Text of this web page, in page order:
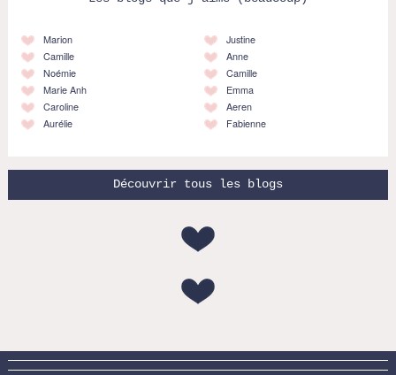
Marion
Camille
Noémie
Marie Anh
Caroline
Aurélie
Justine
Anne
Camille
Emma
Aeren
Fabienne
Découvrir tous les blogs